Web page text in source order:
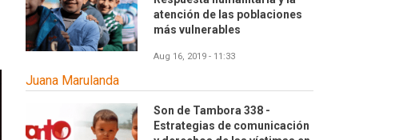
atención de las poblaciones
más vulnerables
Aug 16, 2019 - 11:33
Juana Marulanda
Son de Tambora 338 -
Estrategias de comunicación